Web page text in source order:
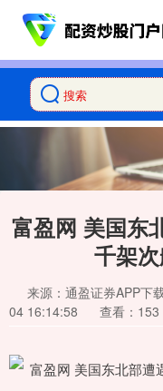
富盈网 美国东
千架
来源：通盈证券APP下
04 16:14:58
查看：153